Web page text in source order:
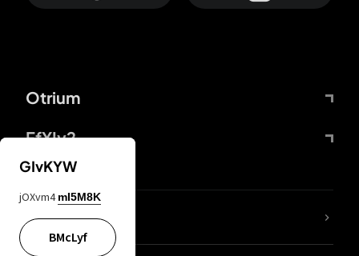
Otrium
FfYIy2
ZbBJcb
GIvKYW
jOXvm4 mI5M8K
BMcLyf